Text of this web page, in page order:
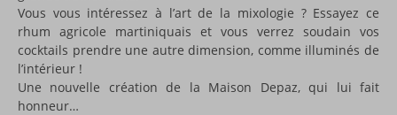
Vous vous intéressez à l’art de la mixologie ? Essayez ce
rhum agricole martiniquais et vous verrez soudain vos
cocktails prendre une autre dimension, comme illuminés de
l’intérieur !
Une nouvelle création de la Maison Depaz, qui lui fait
honneur…